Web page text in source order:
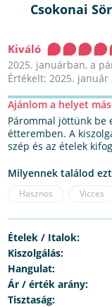
Csokonai
Kiváló
2025. januárban, a
Értékelt: 2025. január
Ajánlom a helyet
Párommal jöttünk be
étteremben. A
szép és az ételek
Milyennek találod
Hasznos Vicces
Ételek / Italok:
Kiszolgálás:
Hangulat:
Ár / érték arány:
Tisztaság: